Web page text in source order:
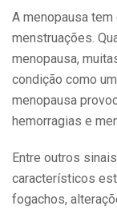
A menopausa
menstruações.
menopausa,
condição como
menopausa
hemorragias e
Entre outros
característicos
fogachos,